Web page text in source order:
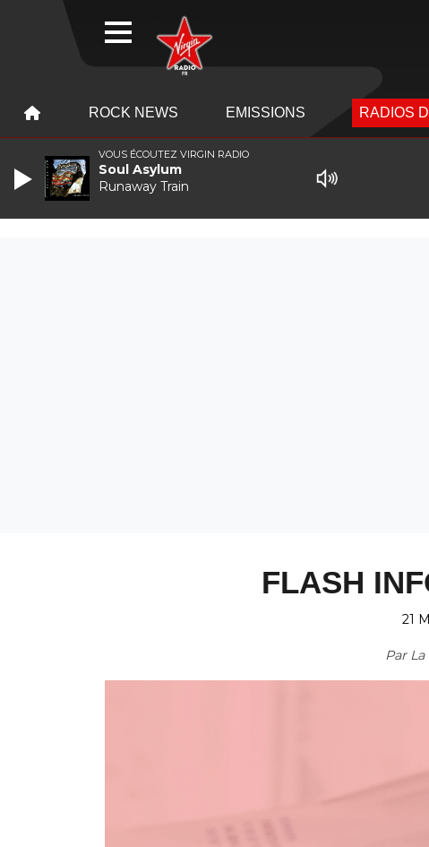
ROCK NEWS EMISSIONS RADIOS
FLASH
21
Par
VOUS ÉCOUTEZ VIRGIN RADIO
Soul Asylum
Runaway Train
WEBRADIO